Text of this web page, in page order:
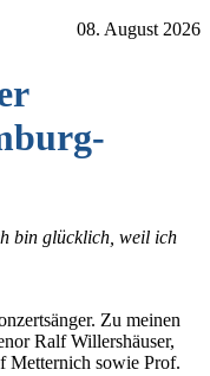
08. August 2026
bin glücklich, weil ich
Zu meinen
Ralf Willershäuser,
Metternich sowie Prof.